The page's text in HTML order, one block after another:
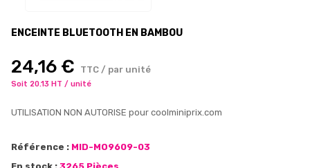
ENCEINTE BLUETOOTH EN BAMBOU
24,16 € TTC / par unité
Soit 20.13 HT / unité
UTILISATION NON AUTORISE pour coolminiprix.com
Référence : MID-MO9609-03